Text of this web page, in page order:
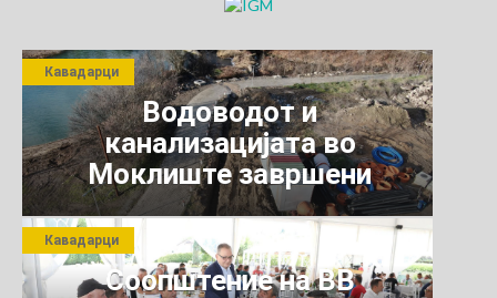
Водоводот и
канализацијата во
Моклиште завршени
Кавадарци
Соопштение на ВВ
Кавадарци